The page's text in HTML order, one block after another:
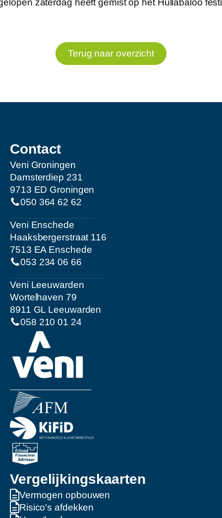
zaterdag heeft gemist op het Hullabaloo
Terug naar overzicht
Contact
Veni Groningen
Damsterdiep 231
9713 ED Groningen
050 364 62 62
Veni Enschede
Haaksbergerstraat 116
7513 EA Enschede
053 234 06 66
Veni Leeuwarden
Wortelhaven 79
8911 GL Leeuwarden
058 210 01 24
Vergelijkingskaarten
Vermogen opbouwen
Risico's afdekken